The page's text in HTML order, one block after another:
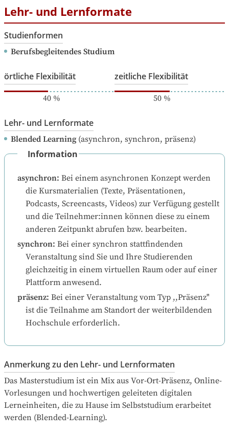
Lehr- und Lernformate
Studienformen
Berufsbegleitendes Studium
örtliche Flexibilität
40%
zeitliche Flexibilität
50%
Lehr- und Lernformate
Blended Learning(asynchron, synchron, präsenz)
Information
asynchron: Bei einem asynchronen Konzept werden
die Kursmaterialien (Texte, Präsentationen,
Podcasts, Screencasts, Videos) zur Verfügung gestellt
und die Teilnehmer:innen können diese zu einem
anderen Zeitpunkt abrufen bzw. bearbeiten.
synchron: Bei einer synchron stattfindenden
Veranstaltung sind Sie und Ihre Studierenden
gleichzeitig in einem virtuellen Raum oder auf einer
Plattform anwesend.
präsenz: Bei einer Veranstaltung vom Typ ,,Präsenz"
ist die Teilnahme am Standort der weiterbildenden
Hochschule erforderlich.
Anmerkung zu den Lehr- und Lernformaten
Das Masterstudium ist ein Mix aus Vor-Ort-Präsenz, Online-
Vorlesungen und hochwertigen geleiteten digitalen
Lerneinheiten, die zu Hause im Selbststudium erarbeitet
werden (Blended-Learning).